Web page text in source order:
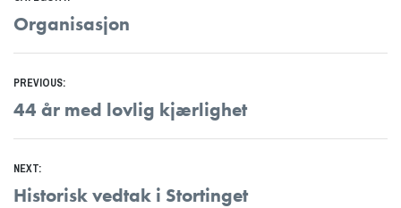
Organisasjon
Innleggsnavigasjon
PREVIOUS:
Previous
post:
44 år med lovlig kjærlighet
NEXT:
Next
Historisk vedtak i Stortinget